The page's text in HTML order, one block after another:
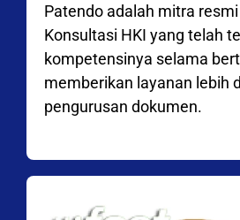
Patendo adalah mitra
Konsultasi HKI yang telah
kompetensinya selama
memberikan layanan lebih
pengurusan dokumen.